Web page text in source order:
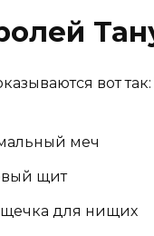
вот так:
меч
щит
для нищих